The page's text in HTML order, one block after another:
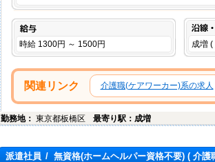
給与
時給 1300円 ～ 1500円 成増
関連リンク 介護職(ケアワーカー)系の求人
勤務地： 東京都板橋区 最寄り駅：成増
派遣社員 / 無資格(ホームヘルパー資格不要)( 介護